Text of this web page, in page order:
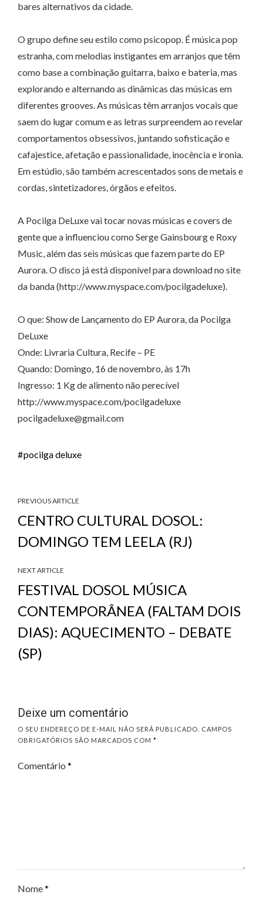
bares alternativos da cidade.
O grupo define seu estilo como psicopop. É música pop
estranha, com melodias instigantes em arranjos que têm
como base a combinação guitarra, baixo e bateria, mas
explorando e alternando as dinâmicas das músicas em
diferentes grooves. As músicas têm arranjos vocais que
saem do lugar comum e as letras surpreendem ao revelar
comportamentos obsessivos, juntando sofisticação e
cafajestice, afetação e passionalidade, inocência e ironia.
Em estúdio, são também acrescentados sons de metais e
cordas, sintetizadores, órgãos e efeitos.
A Pocilga DeLuxe vai tocar novas músicas e covers de
gente que a influenciou como Serge Gainsbourg e Roxy
Music, além das seis músicas que fazem parte do EP
Aurora. O disco já está disponível para download no site
da banda (http://www.myspace.com/pocilgadeluxe).
O que: Show de Lançamento do EP Aurora, da Pocilga
DeLuxe
Onde: Livraria Cultura, Recife – PE
Quando: Domingo, 16 de novembro, às 17h
Ingresso: 1 Kg de alimento não perecível
http://www.myspace.com/pocilgadeluxe
pocilgadeluxe@gmail.com
pocilga deluxe
PREVIOUS ARTICLE
CENTRO CULTURAL DOSOL:
DOMINGO TEM LEELA (RJ)
NEXT ARTICLE
FESTIVAL DOSOL MÚSICA
CONTEMPORÂNEA (FALTAM DOIS
DIAS): AQUECIMENTO – DEBATE
(SP)
Deixe um comentário
O SEU ENDEREÇO DE E-MAIL NÃO SERÁ PUBLICADO.
CAMPOS
OBRIGATÓRIOS SÃO MARCADOS COM *
Comentário *
Nome*